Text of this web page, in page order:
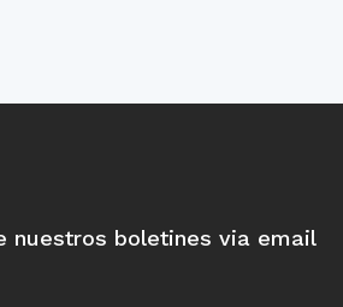
nuestros boletines via email